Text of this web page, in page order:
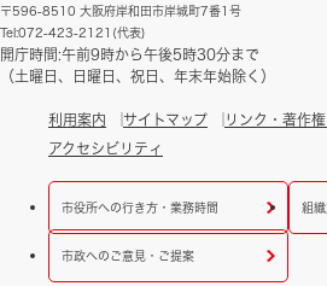
〒596-8510 大阪府岸和田市岸城町7番1号
Tel:072-423-2121(代表)
開庁時間:午前9時から午後5時30分まで
（土曜日、日曜日、祝日、年末年始除く）
利用案内 サイトマップ リンク・著作
アクセシビリティ
市役所への行き方・業務時間 組
市政へのご意見・ご提案